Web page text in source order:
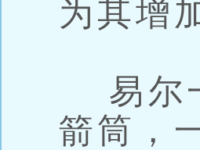
为其增
易尔
箭筒，